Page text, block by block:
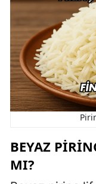
BEYAZ
MI?